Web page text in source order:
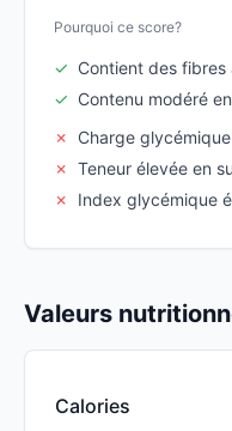
Pourquoi ce score?
✓ Contient des fibres
✓ Contenu modéré
✗
Charge
✗ Teneur élevée en
✗
Index glycémique
Valeurs
Calories